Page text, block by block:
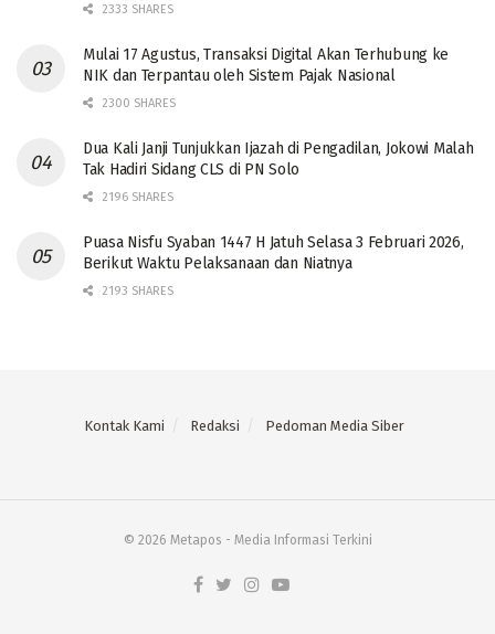
2333 SHARES
Mulai 17 Agustus, Transaksi Digital Akan Terhubung ke
NIK dan Terpantau oleh Sistem Pajak Nasional
2300 SHARES
Dua Kali Janji Tunjukkan Ijazah di Pengadilan, Jokowi Malah
Tak Hadiri Sidang CLS di PN Solo
2196 SHARES
Puasa Nisfu Syaban 1447 H Jatuh Selasa 3 Februari 2026,
Berikut Waktu Pelaksanaan dan Niatnya
2193 SHARES
Kontak Kami Redaksi Pedoman Media Siber
© 2026 Metapos - Media Informasi Terkini